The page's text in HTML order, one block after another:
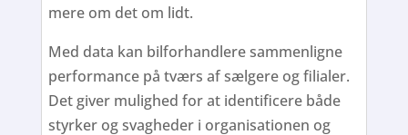
mere om det om lidt.
Med data kan bilforhandlere sammenligne
performance på tværs af sælgere og filialer.
Det giver mulighed for at identificere både
styrker og svagheder i organisationen og